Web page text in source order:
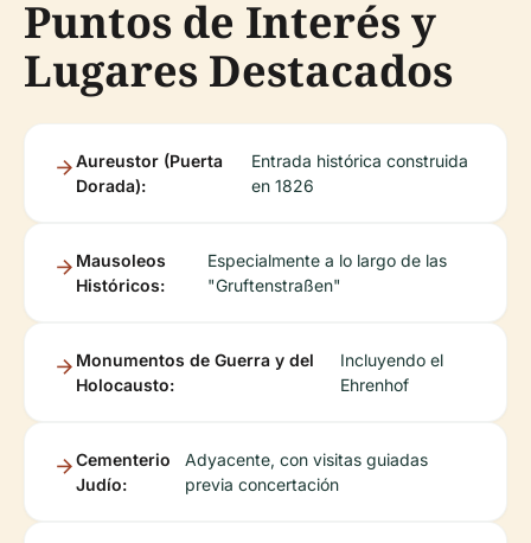
Puntos de Interés y
Lugares Destacados
Aureustor (Puerta
Dorada):
Entrada histórica construida
en 1826
Mausoleos
Históricos:
Especialmente a lo largo de las
"Gruftenstraßen"
Monumentos de Guerra y del
Holocausto:
Incluyendo el
Ehrenhof
Cementerio
Judío:
Adyacente, con visitas guiadas
previa concertación